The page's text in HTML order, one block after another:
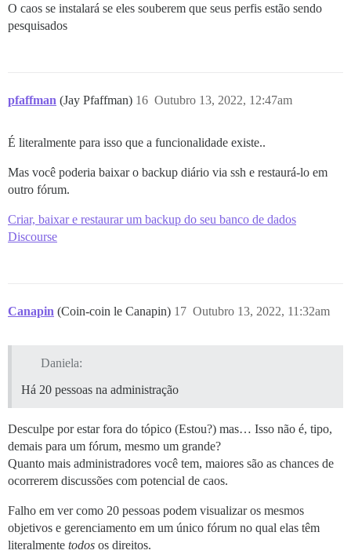
O caos se instalará se eles souberem que seus perfis estão sendo
pesquisados
pfaffman (Jay Pfaffman) Outubro 13, 2022, 12:47am
16
É literalmente para isso que a funcionalidade existe..
Mas você poderia baixar o backup diário via ssh e restaurá-lo em
outro fórum.
Criar, baixar e restaurar um backup do seu banco de dados
Discourse
Canapin (Coin-coin le Canapin) Outubro 13, 2022, 11:32am
17
Daniela:
Há 20 pessoas na administração
Desculpe por estar fora do tópico (Estou?) mas… Isso não é, tipo,
demais para um fórum, mesmo um grande?
Quanto mais administradores você tem, maiores são as chances de
ocorrerem discussões com potencial de caos.
Falho em ver como 20 pessoas podem visualizar os mesmos
objetivos e gerenciamento em um único fórum no qual elas têm
literalmente todos os direitos.